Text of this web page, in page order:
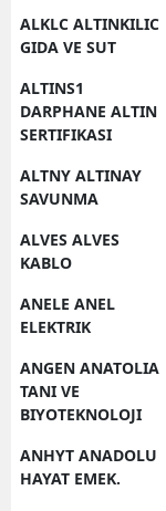
ALKLC ALTINKILIC
GIDA VE SUT
ALTINS1
DARPHANE ALTIN
SERTIFIKASI
ALTNY ALTINAY
SAVUNMA
ALVES ALVES
KABLO
ANELE ANEL
ELEKTRIK
ANGEN ANATOLIA
TANI VE
BIYOTEKNOLOJI
ANHYT ANADOLU
HAYAT EMEK.